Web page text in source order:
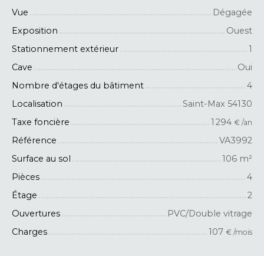
Vue
Dégagée
Exposition
Ouest
Stationnement extérieur
1
Cave
Oui
Nombre d'étages du bâtiment
4
Localisation
Saint-Max 54130
Taxe foncière
1 294 € /an
Référence
VA3992
Surface au sol
106 m²
Pièces
4
Étage
2
Ouvertures
PVC/Double vitrage
Charges
107 € /mois